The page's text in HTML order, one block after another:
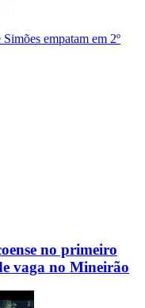
empatam em 2º
no primeiro
vaga no Mineirão